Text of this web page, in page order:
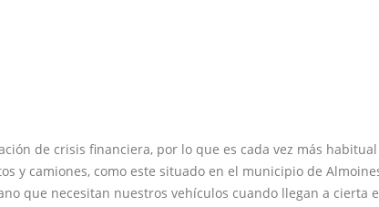
de crisis financiera, por lo que es cada vez más
y camiones, como este situado en el municipio de
que necesitan nuestros vehículos cuando llegan a cierta